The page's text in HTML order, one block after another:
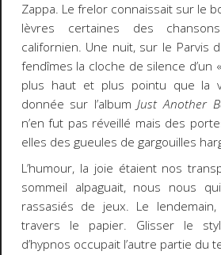
Zappa. Le frelor connaissait sur le
lèvres certaines des
californien. Une nuit, sur le Parvis
fendîmes la cloche de silence d’un
plus haut et plus pointu que la
donnée sur l’albumJust Another
n’en fut pas réveillé mais des
elles des gueules de gargouilles
L’humour, la joie étaient nos
sommeil alpaguait, nous nous
rassasiés de jeux. Le
travers le papier. Glisser le
d’hypnos occupait l’autre partie du